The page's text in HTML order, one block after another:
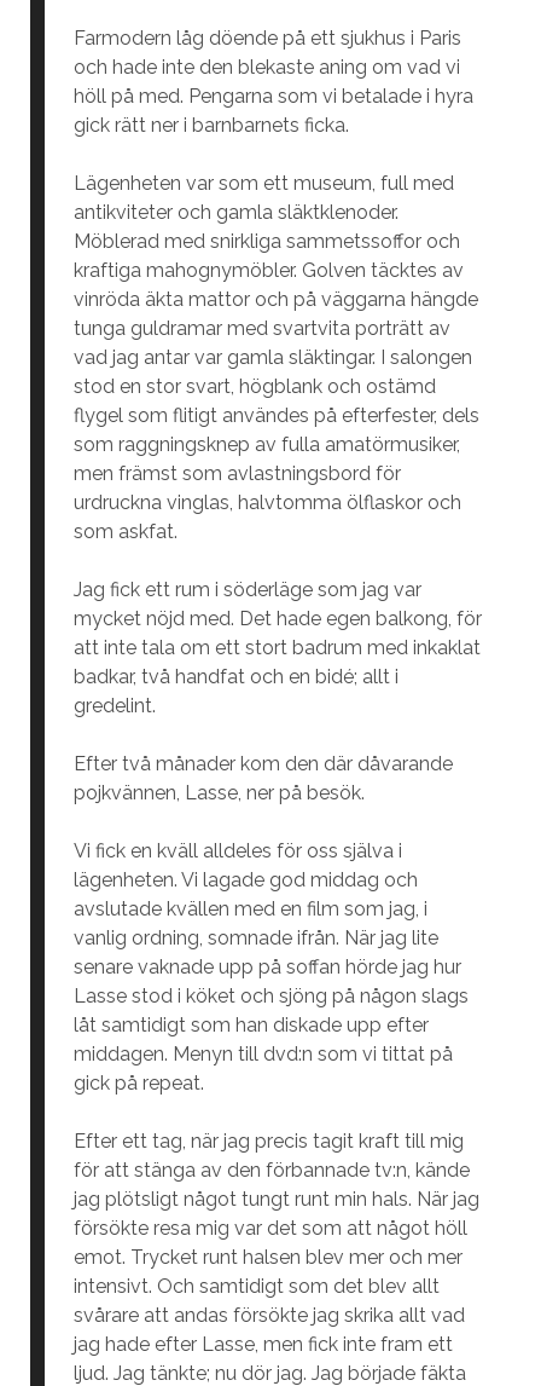
Farmodern låg döende på ett sjukhus i Paris
och hade inte den blekaste aning om vad vi
höll på med. Pengarna som vi betalade i hyra
gick rätt ner i barnbarnets ficka.
Lägenheten var som ett museum, full med
antikviteter och gamla släktklenoder.
Möblerad med snirkliga sammetssoffor och
kraftiga mahognymöbler. Golven täcktes av
vinröda äkta mattor och på väggarna hängde
tunga guldramar med svartvita porträtt av
vad jag antar var gamla släktingar. I salongen
stod en stor svart, högblank och ostämd
flygel som flitigt användes på efterfester, dels
som raggningsknep av fulla amatörmusiker,
men främst som avlastningsbord för
urdruckna vinglas, halvtomma ölflaskor och
som askfat.
Jag fick ett rum i söderläge som jag var
mycket nöjd med. Det hade egen balkong, för
att inte tala om ett stort badrum med inkaklat
badkar, två handfat och en bidé; allt i
gredelint.
Efter två månader kom den där dåvarande
pojkvännen, Lasse, ner på besök.
Vi fick en kväll alldeles för oss själva i
lägenheten. Vi lagade god middag och
avslutade kvällen med en film som jag, i
vanlig ordning, somnade ifrån. När jag lite
senare vaknade upp på soffan hörde jag hur
Lasse stod i köket och sjöng på någon slags
låt samtidigt som han diskade upp efter
middagen. Menyn till dvd:n som vi tittat på
gick på repeat.
Efter ett tag, när jag precis tagit kraft till mig
för att stänga av den förbannade tv:n, kände
jag plötsligt något tungt runt min hals. När jag
försökte resa mig var det som att något höll
emot. Trycket runt halsen blev mer och mer
intensivt. Och samtidigt som det blev allt
svårare att andas försökte jag skrika allt vad
jag hade efter Lasse, men fick inte fram ett
ljud. Jag tänkte; nu dör jag. Jag började fäkta